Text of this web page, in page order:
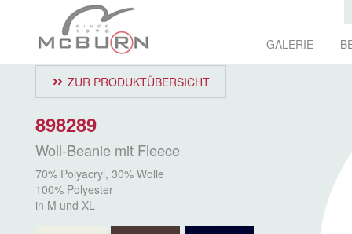
GALERIE
ZUR PRODUKTÜBERSICHT
898289
Woll-Beanie mit Fleece
70% Polyacryl, 30% Wolle
100% Polyester
in M und XL